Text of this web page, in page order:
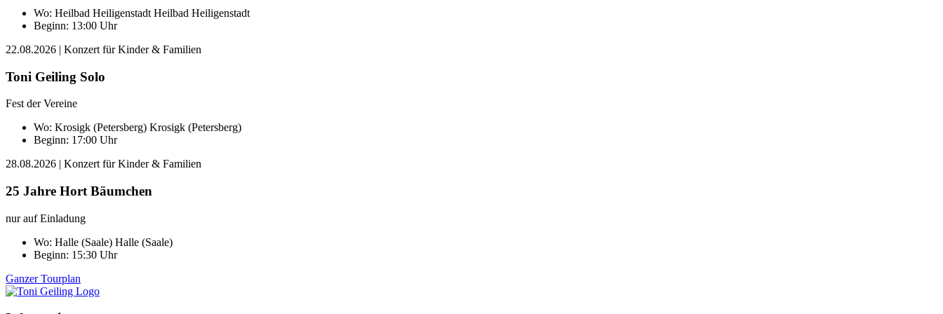
Wo: Heilbad Heiligenstadt Heilbad Heiligenstadt
Beginn: 13:00 Uhr
22.08.2026 | Konzert für Kinder & Familien
Toni Geiling Solo
Fest der Vereine
Wo: Krosigk (Petersberg) Krosigk (Petersberg)
Beginn: 17:00 Uhr
28.08.2026 | Konzert für Kinder & Familien
25 Jahre Hort Bäumchen
nur auf Einladung
Wo: Halle (Saale) Halle (Saale)
Beginn: 15:30 Uhr
Ganzer Tourplan